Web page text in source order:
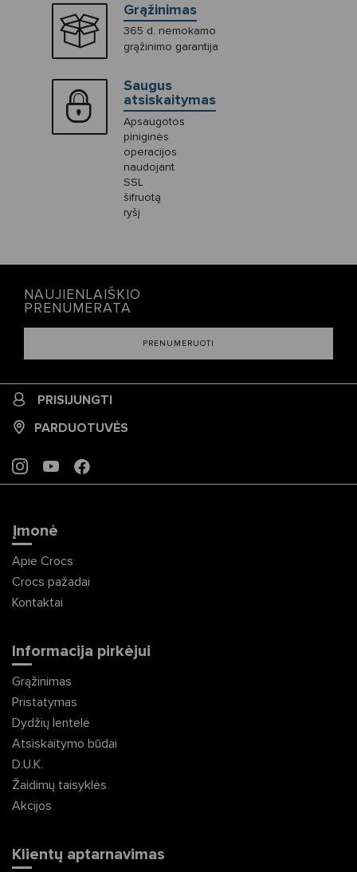
Grąžinimas
365 d. nemokamo
grąžinimo garantija
Saugus
atsiskaitymas
Apsaugotos
piniginės
operacijos
naudojant
SSL
šifruotą
ryšį
NAUJIENLAIŠKIO
PRENUMERATA
PRENUMERUOTI
PRISIJUNGTI
PARDUOTUVĖS
INSTAGRAM
YOUTUBEFACEBOOK
Įmonė
Apie Crocs
Crocs pažadai
Kontaktai
Informacija pirkėjui
Grąžinimas
Pristatymas
Dydžių lentelė
Atsiskaitymo būdai
D.U.K.
Žaidimų taisyklės
Akcijos
Klientų aptarnavimas